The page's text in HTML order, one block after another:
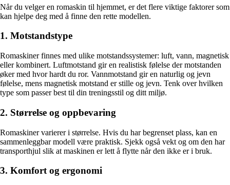
Når du velger en romaskin til hjemmet, er det flere viktige faktorer som
kan hjelpe deg med å finne den rette modellen.
1. Motstandstype
Romaskiner finnes med ulike motstandssystemer: luft, vann, magnetisk
eller kombinert. Luftmotstand gir en realistisk følelse der motstanden
øker med hvor hardt du ror. Vannmotstand gir en naturlig og jevn
følelse, mens magnetisk motstand er stille og jevn. Tenk over hvilken
type som passer best til din treningsstil og ditt miljø.
2. Størrelse og oppbevaring
Romaskiner varierer i størrelse. Hvis du har begrenset plass, kan en
sammenleggbar modell være praktisk. Sjekk også vekt og om den har
transporthjul slik at maskinen er lett å flytte når den ikke er i bruk.
3. Komfort og ergonomi